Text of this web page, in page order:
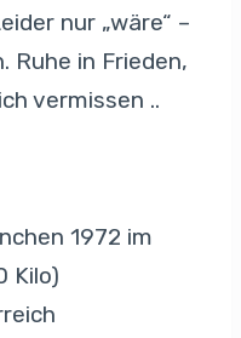
nur „wäre“ –
Ruhe in Frieden,
vermissen ..
1972 im
Kilo)